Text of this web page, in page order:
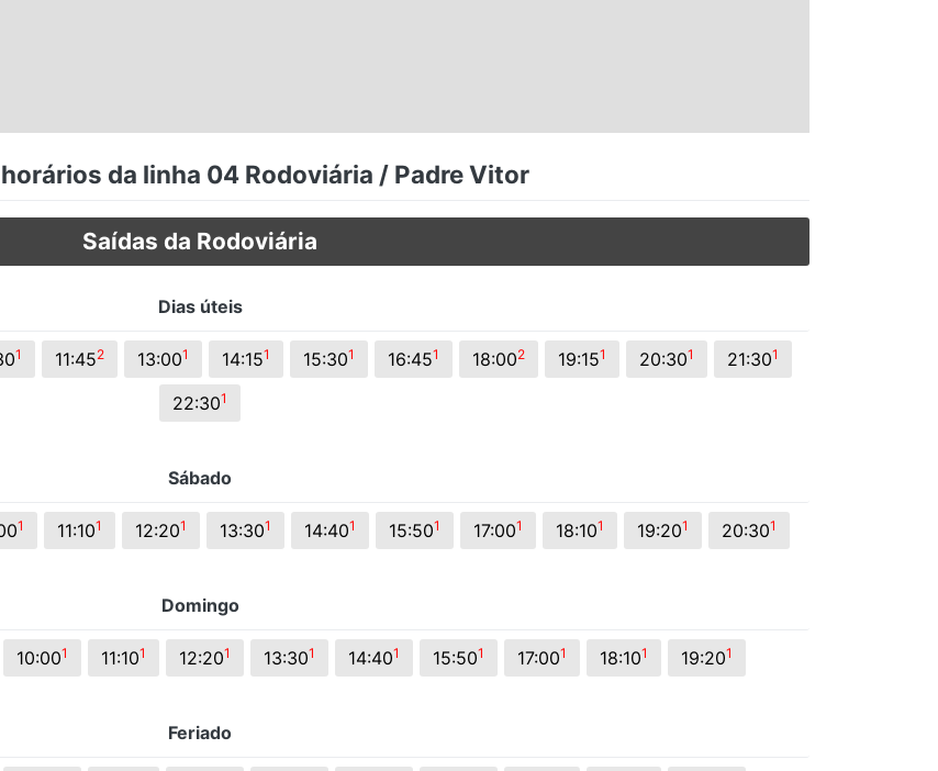
da linha 04 Rodoviária / Padre Vitor
Saídas da Rodoviária
Dias úteis
1 11:452 13:001 14:151 15:301 16:451 18:002 19:151 20:301 21:301
22:301
Sábado
1 11:101 12:201 13:301 14:401 15:501 17:001 18:101 19:201 20:301
Domingo
10:001 11:101 12:201 13:301 14:401 15:501 17:001 18:101 19:201
Feriado